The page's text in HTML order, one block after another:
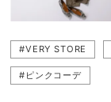
#VERY STORE
#ピンクコーデ